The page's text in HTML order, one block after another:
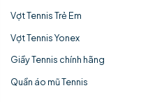
Vợt Tennis Trẻ Em
Vợt Tennis Yonex
Giầy Tennis chính hãng
Quần áo mũ Tennis